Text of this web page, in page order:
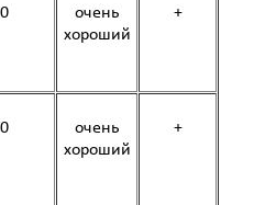
очень
хороший
+
очень
хороший
+